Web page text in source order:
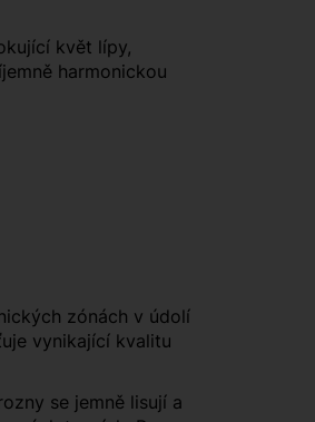
květ lípy,
harmonickou
zónách v údolí
vynikající kvalitu
se jemně lisují a